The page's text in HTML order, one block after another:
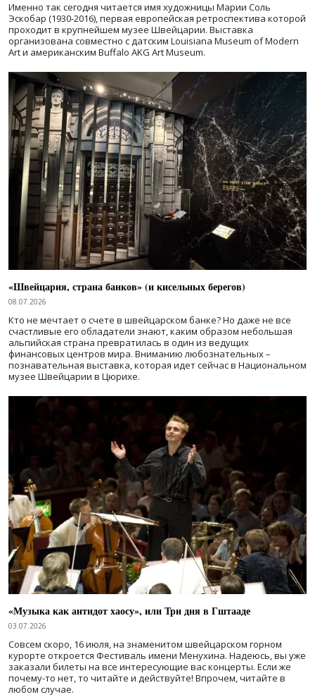
Именно так сегодня читается имя художницы Марии Соль
Эскобар (1930-2016), первая европейская ретроспектива которой
проходит в крупнейшем музее Швейцарии. Выставка
организована совместно с датским Louisiana Museum of Modern
Art и американским Buffalo AKG Art Museum.
«Швейцария, страна банков» (и кисельных берегов)
08.07.2026
Кто не мечтает о счете в швейцарском банке? Но даже не все
счастливые его обладатели знают, каким образом небольшая
альпийская страна превратилась в один из ведущих
финансовых центров мира. Вниманию любознательных –
познавательная выставка, которая идет сейчас в Национальном
музее Швейцарии в Цюрихе.
«Музыка как антидот хаосу», или Три дня в Гштааде
03.07.2026
Совсем скоро, 16 июля, на знаменитом швейцарском горном
курорте откроется Фестиваль имени Менухина. Надеюсь, вы уже
заказали билеты на все интересующие вас концерты. Если же
почему-то нет, то читайте и действуйте! Впрочем, читайте в
любом случае.